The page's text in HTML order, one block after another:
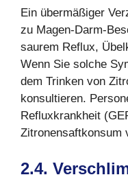
Ein übermäßiger
zu Magen-Darm-
saurem Reflux,
Wenn Sie solche
dem Trinken von
konsultieren.
Refluxkrankheit
Zitronensaftkonsum
2.4.